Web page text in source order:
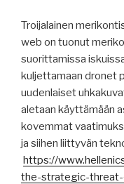
Troijalainen
web on tuonut
suorittamissa
kuljettamaan dronet
uudenlaiset
aletaan käyttämään
kovemmat
ja siihen liittyvän
https://
the-strategic-